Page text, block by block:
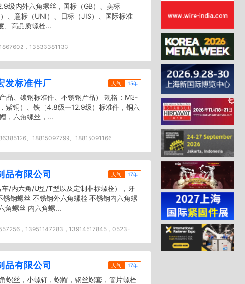
级内外六角螺丝，国标（GB）、美标
）、意标（UNI）、日标（JIS）、国际标准
、高品质螺栓...
，13533381133
发标准件厂 人气 15年
品、碳钢标准件、不锈钢产品） 规格：M3-
紫铜）、铁（4.8级—12.9级）标准件，铜六
，六角螺丝，...
、18815097799、18815091166
品有限公司 人气 17年
/内六角/U型/T型以及定制非标螺栓），牙
锈钢螺丝 不锈钢外六角螺栓 不锈钢内六角螺
角螺丝 内六角螺...
，13951147283，13914517845，0523-
品有限公司 人气 17年
螺丝，小螺钉，螺帽，钢丝螺套，管片螺栓